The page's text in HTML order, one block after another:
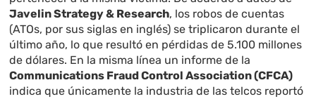
Javelin Strategy & Research, los robos de cuentas
(ATOs, por sus siglas en inglés) se triplicaron durante el
último año, lo que resultó en pérdidas de 5.100 millones
de dólares. En la misma línea un informe de la
Communications Fraud Control Association (CFCA)
indica que únicamente la industria de las telcos reportó